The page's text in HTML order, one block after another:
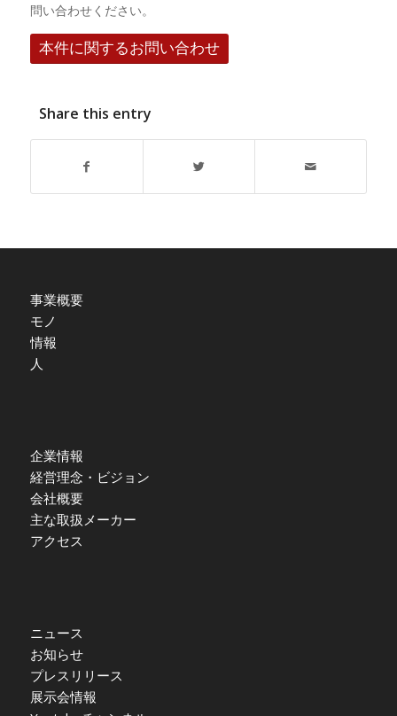
問い合わせください。
本件に関するお問い合わせ
Share this entry
事業概要
モノ
情報
人
企業情報
経営理念・ビジョン
会社概要
主な取扱メーカー
アクセス
ニュース
お知らせ
プレスリリース
展示会情報